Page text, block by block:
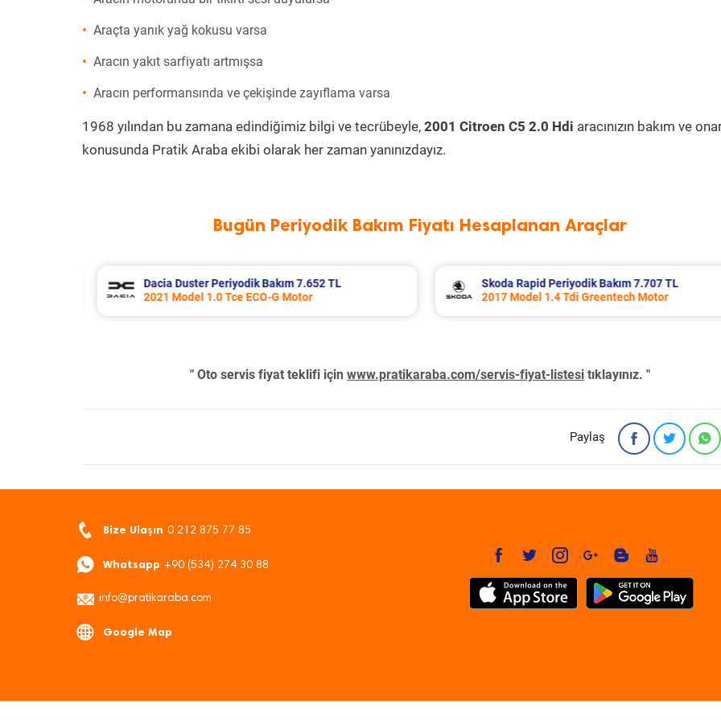
Araçta yanık yağ kokusu varsa
Aracın yakıt sarfiyatı artmışsa
Aracın performansında ve çekişinde zayıflama varsa
1968 yılından bu zamana edindiğimiz bilgi ve tecrübeyle, 2001 Citroen C5 2.0 Hdi aracınızın bakım ve
konusunda Pratik Araba ekibi olarak her zaman yanınızdayız.
Bugün Periyodik Bakım Fiyatı Hesaplanan Araçlar
Skoda Rapid Periyodik Bakım 7.707 TL
2017 Model 1.4 Tdi Greentech Motor
Porsche Panamera Periyodik Bakım
2011 Model 3.6 4 Motor
" Oto servis fiyat teklifi için www.pratikaraba.com/servis-fiyat-listesi tıklayınız. "
Paylaş
Bize Ulaşın 0 212 875 77 85
Whatsapp +90 (534) 274 30 88
info@pratikaraba.com
Google Map